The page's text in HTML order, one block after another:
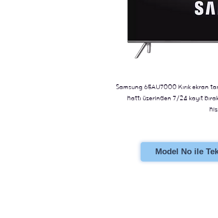
Samsung 65AU7000 Kırık ekran
hattı üzerinden 7/24 kayıt
Model No ile